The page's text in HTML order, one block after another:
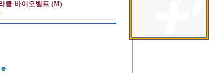
클 바이오벨트 (M)